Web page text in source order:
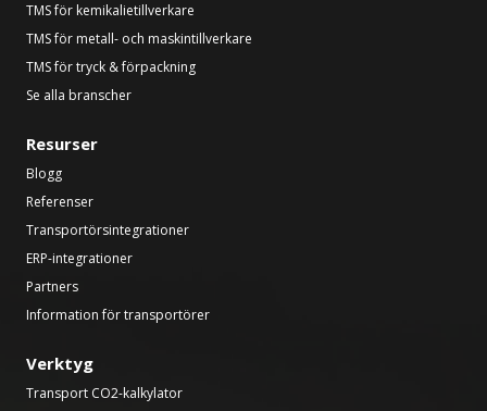
TMS för kemikalietillverkare
TMS för metall- och maskintillverkare
TMS för tryck & förpackning
Se alla branscher
Resurser
Blogg
Referenser
Transportörsintegrationer
ERP-integrationer
Partners
Information för transportörer
Verktyg
Transport CO2-kalkylator